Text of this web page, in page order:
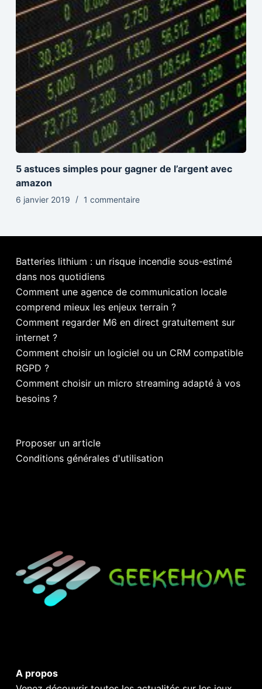
5 astuces simples pour gagner de l’argent avec
amazon
6 janvier 2019 1 commentaire
Batteries lithium : un risque incendie sous-estimé
dans nos quotidiens
Comment une agence de communication locale
comprend mieux les enjeux terrain ?
Comment regarder M6 en direct gratuitement sur
internet ?
Comment choisir un logiciel ou un CRM compatible
RGPD ?
Comment choisir un micro streaming adapté à vos
besoins ?
Proposer un article
Conditions générales d'utilisation
A propos